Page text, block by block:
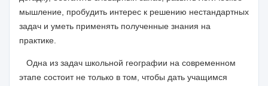
мышление, пробудить интерес к решению нестандартных
задач и уметь применять полученные знания на
практике.
Одна из задач школьной географии на современном
этапе состоит не только в том, чтобы дать учащимся